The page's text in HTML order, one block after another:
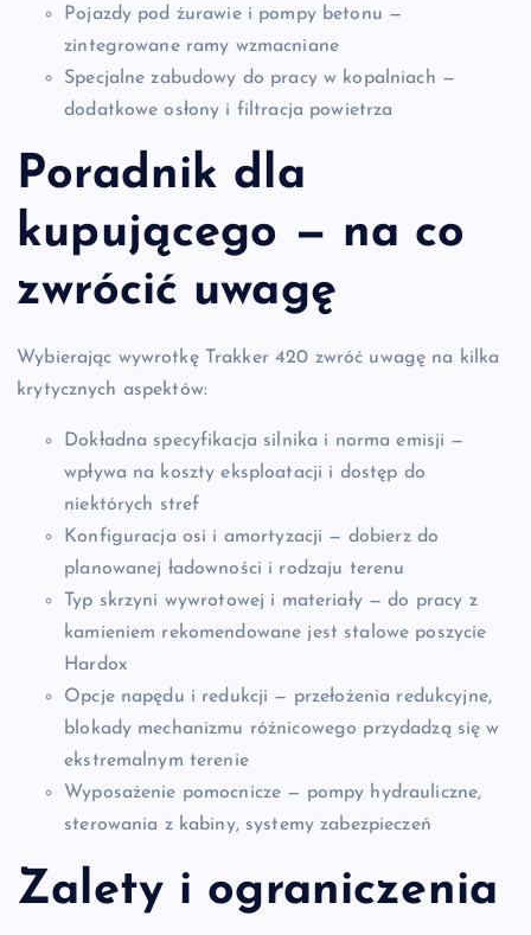
Pojazdy pod żurawie i pompy betonu —
zintegrowane ramy wzmacniane
Specjalne zabudowy do pracy w kopalniach —
dodatkowe osłony i filtracja powietrza
Poradnik dla
kupującego — na co
zwrócić uwagę
Wybierając wywrotkę Trakker 420 zwróć uwagę na kilka
krytycznych aspektów:
Dokładna specyfikacja silnika i norma emisji —
wpływa na koszty eksploatacji i dostęp do
niektórych stref
Konfiguracja osi i amortyzacji — dobierz do
planowanej ładowności i rodzaju terenu
Typ skrzyni wywrotowej i materiały — do pracy z
kamieniem rekomendowane jest stalowe poszycie
Hardox
Opcje napędu i redukcji — przełożenia redukcyjne,
blokady mechanizmu różnicowego przydadzą się w
ekstremalnym terenie
Wyposażenie pomocnicze — pompy hydrauliczne,
sterowania z kabiny, systemy zabezpieczeń
Zalety i ograniczenia